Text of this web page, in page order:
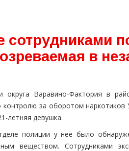
сотрудниками
в
Варавино-Фактория в
контролю за оборотом
летняя девушка.
полиции у нее было
веществом. Сотрудниками